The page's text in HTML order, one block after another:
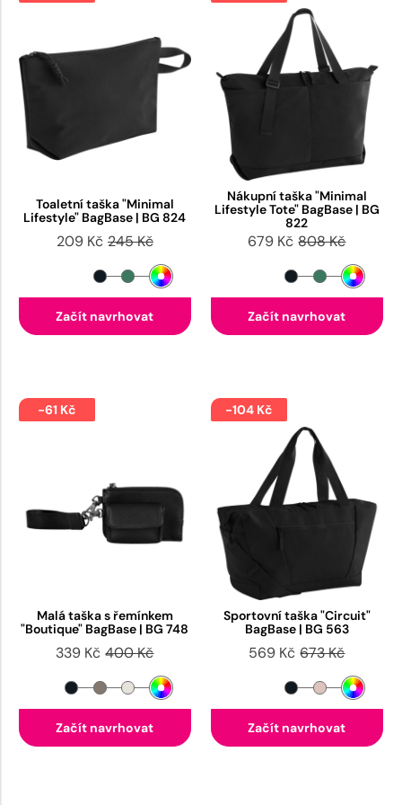
Toaletní taška "Minimal
Lifestyle" BagBase | BG 824
209 Kč 245 Kč
Začít navrhovat
Nákupní taška "Minimal
Lifestyle Tote" BagBase | BG
822
679 Kč 808 Kč
Začít navrhovat
-61 Kč
Malá taška s řemínkem
"Boutique" BagBase | BG 748
339 Kč 400 Kč
Začít navrhovat
-104 Kč
Sportovní taška "Circuit"
BagBase | BG 563
569 Kč 673 Kč
Začít navrhovat